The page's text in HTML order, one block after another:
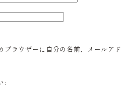
ブラウザーに自分の名前、メールアド
: